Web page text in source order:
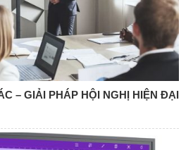
– GIẢI PHÁP HỘI NGHỊ HIỆN ĐẠI